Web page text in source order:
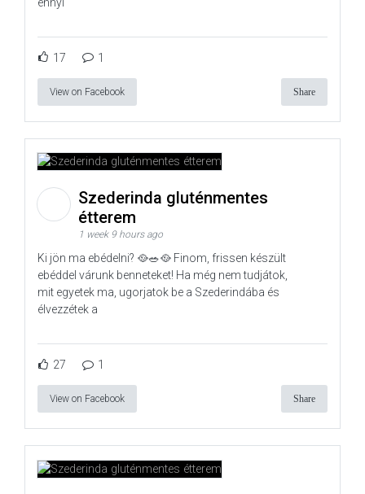
17 1
View on Facebook Share
Szederinda gluténmentes
étterem
1 week 9 hours ago
Ki jön ma ebédelni? 🥘🥗🥘 Finom, frissen készült
ebéddel várunk benneteket! Ha még nem tudjátok,
mit egyetek ma, ugorjatok be a Szederindába és
élvezzétek a
27 1
View on Facebook Share